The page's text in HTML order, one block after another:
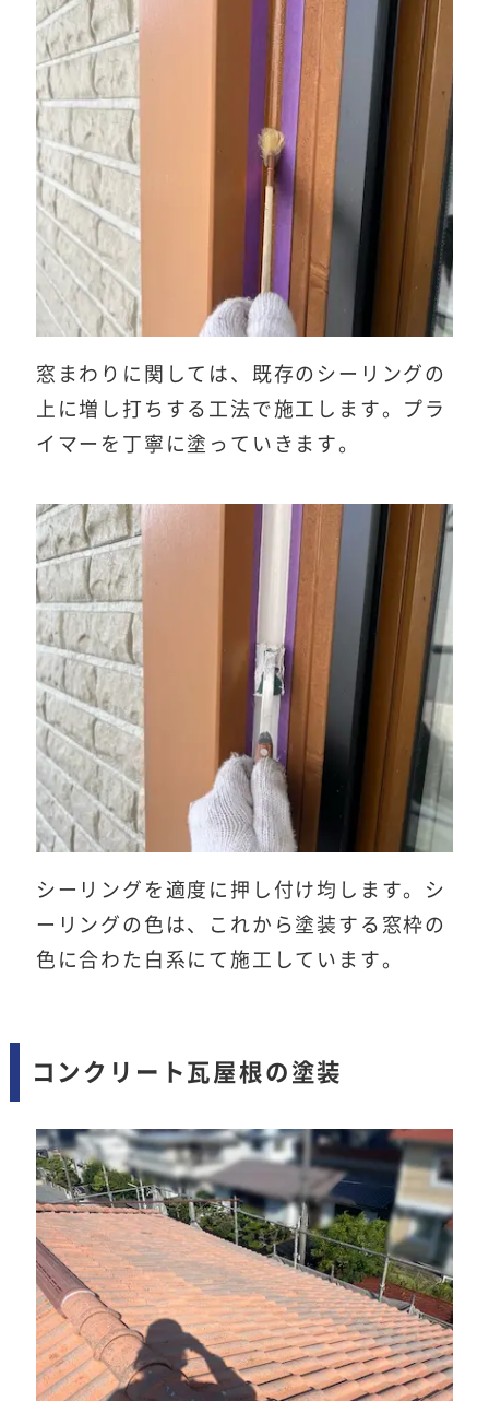
窓まわりに関しては、既存のシーリングの
上に増し打ちする工法で施工します。プラ
イマーを丁寧に塗っていきます。
シーリングを適度に押し付け均します。シ
ーリングの色は、これから塗装する窓枠の
色に合わた白系にて施工しています。
コンクリート瓦屋根の塗装